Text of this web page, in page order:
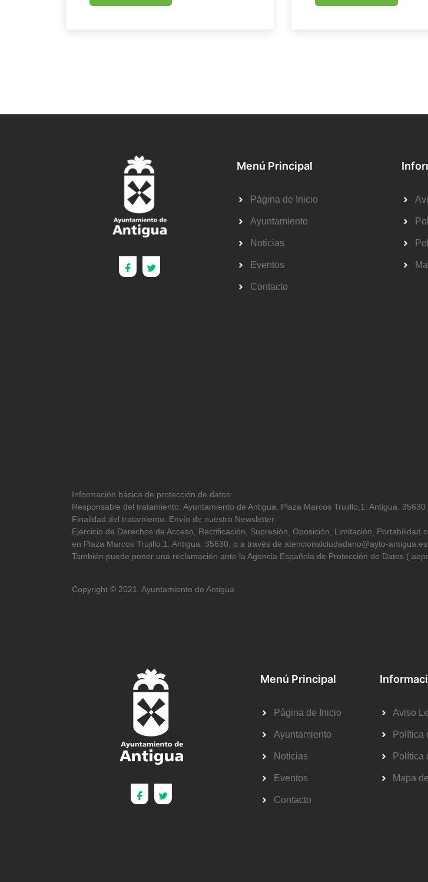
Menú Principal
Página de Inicio
Ayuntamiento
Noticias
Eventos
Contacto
Información básica de protección de datos:
Responsable del tratamiento: Ayuntamiento de Antigua. Plaza Marcos Trujillo,1. Antigua. 35630
Finalidad del tratamiento: Envío de nuestro Newsletter.
Ejercicio de Derechos de Acceso, Rectificación, Supresión, Oposición, Limitación,
en Plaza Marcos Trujillo,1. Antigua. 35630, o a través de atencionalciudadano@ayto-antigua.es
También puede poner una reclamación ante la Agencia Española de Protección de Datos (
Copyright © 2021. Ayuntamiento de Antigua
Menú Principal
Página de Inicio
Ayuntamiento
Noticias
Eventos
Contacto
Aviso
Política
Política
Mapa